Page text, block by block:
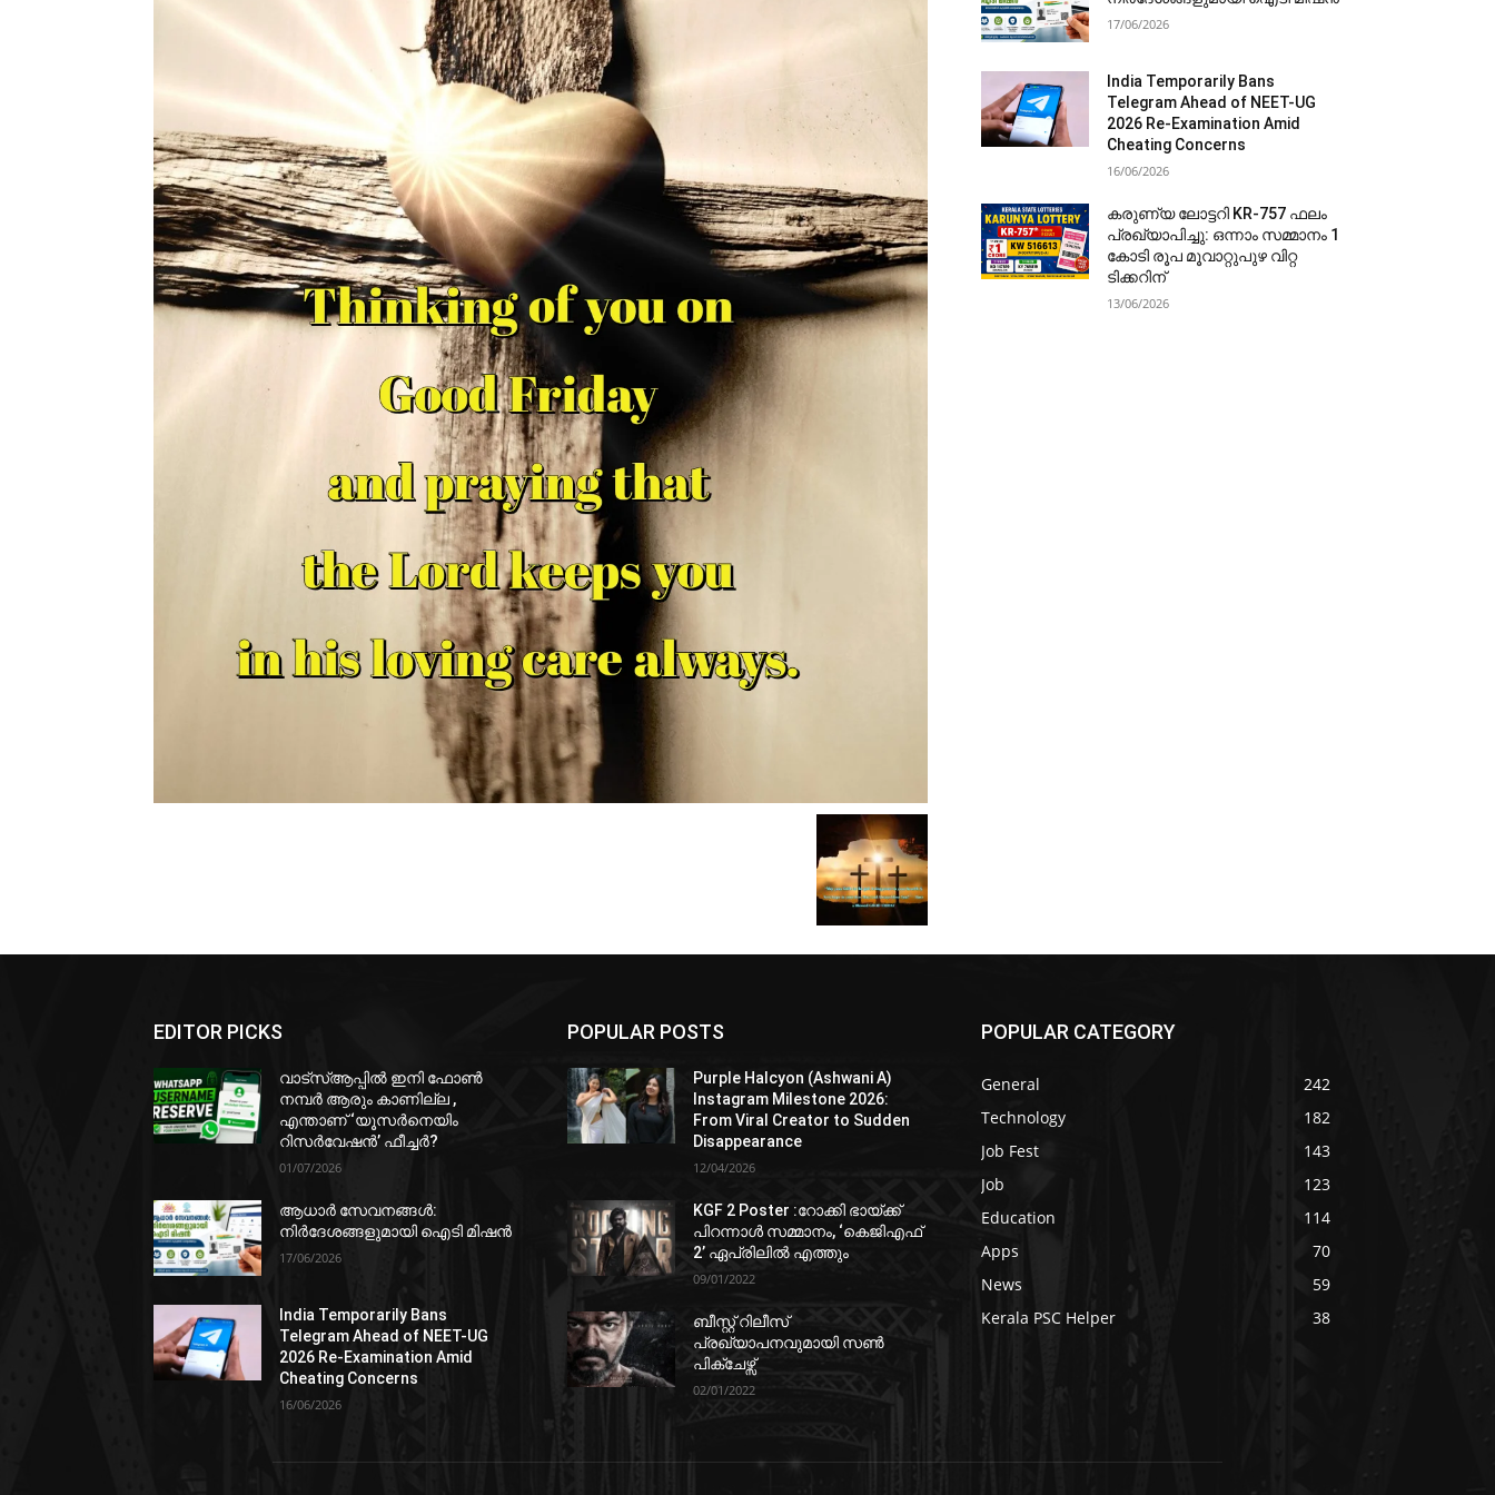
17/06/2026
India Temporarily Bans
Telegram Ahead of NEET-UG
2026 Re-Examination Amid
Cheating Concerns
16/06/2026
കരുണ്യ ലോട്ടറി KR-757 ഫലം
പ്രഖ്യാപിച്ചു: ഒന്നാം സമ്മാനം 1
കോടി രൂപ മൂവാറ്റുപുഴ വിറ്റ
ടിക്കറിന്
13/06/2026
EDITOR PICKS
വാട്‌സ്ആപ്പിൽ ഇനി ഫോൺ
നമ്പർ ആരും കാണില്ല ,
എന്താണ് ‘യൂസർനെയിം
റിസർവേഷൻ’ ഫീച്ചർ?
01/07/2026
ആധാർ സേവനങ്ങൾ:
നിർദേശങ്ങളുമായി ഐടി മിഷൻ
17/06/2026
India Temporarily Bans
Telegram Ahead of NEET-UG
2026 Re-Examination Amid
Cheating Concerns
16/06/2026
POPULAR POSTS
Purple Halcyon (Ashwani A)
Instagram Milestone 2026:
From Viral Creator to Sudden
Disappearance
12/04/2026
KGF 2 Poster :റോക്കി ഭായ്ക്ക്
പിറന്നാൾ സമ്മാനം, ‘കെജിഎഫ്
2’ ഏപ്രിലിൽ എത്തും
09/01/2022
ബീസ്റ്റ് റിലീസ്
പ്രഖ്യാപനവുമായി സണ്‍
പിക്ചേഴ്സ്
02/01/2022
POPULAR CATEGORY
General
242
Technology
182
Job Fest
143
Job
123
Education
114
Apps
70
News
59
Kerala PSC Helper
38